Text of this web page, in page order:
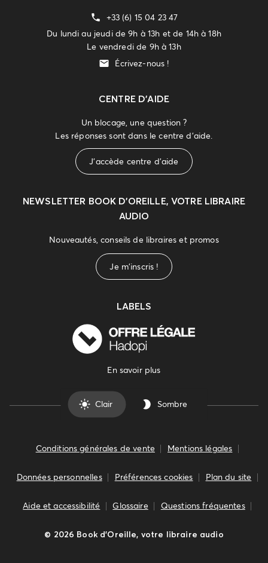
+33 (6) 15 04 23 47
Du lundi au jeudi de 9h à 13h et de 14h à 18h
Le vendredi de 9h à 13h
Écrivez-nous !
CENTRE D'AIDE
Un blocage, une question ?
Les réponses sont dans le centre d'aide.
J'accède centre d'aide
NEWSLETTER BOOK D’OREILLE, VOTRE LIBRAIRE
AUDIO
Nouveautés, conseils de libraires et promos
Je m'inscris !
LABELS
En savoir plus
Clair Sombre
Conditions générales de vente Mentions légales
Données personnelles Préférences cookies Plan du site
Aide et accessibilité Glossaire Questions fréquentes
© 2026 Book d’Oreille, votre libraire audio